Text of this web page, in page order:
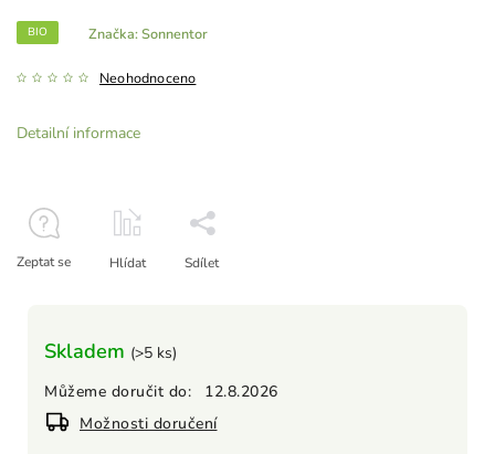
BIO
Neohodnoceno
Značka:Sonnentor
Skladem (>5 ks)
Můžeme doručit do:
12.8.2026
Možnosti doručení
Detailní informace
Zeptat se Hlídat Sdílet